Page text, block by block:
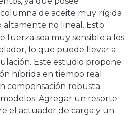
de aceite muy rígida
no lineal. Esto
fuerza sea muy sensible a los
lo que puede llevar a
Este estudio propone
híbrida en tiempo real
compensación robusta
Agregar un resorte
el actuador de carga y un